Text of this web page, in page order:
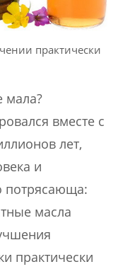
практически
мала?
вместе с
лет,
и
потрясающа:
масла
практически